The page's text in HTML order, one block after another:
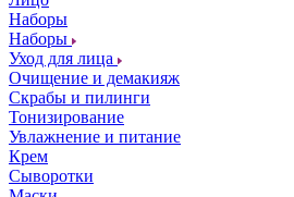
Наборы
Наборы
Уход для лица
Очищение и демакияж
Скрабы и пилинги
Тонизирование
Увлажнение и питание
Крем
Сыворотки